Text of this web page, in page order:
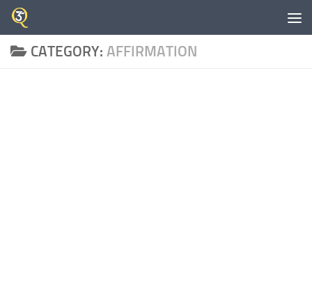
Skip to content
CATEGORY: AFFIRMATION